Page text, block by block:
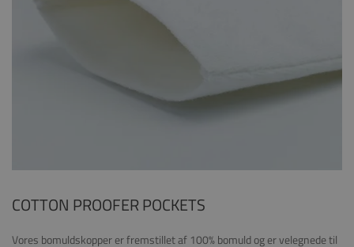
COTTON PROOFER POCKETS
Vores bomuldskopper er fremstillet af 100% bomuld og er velegnede til